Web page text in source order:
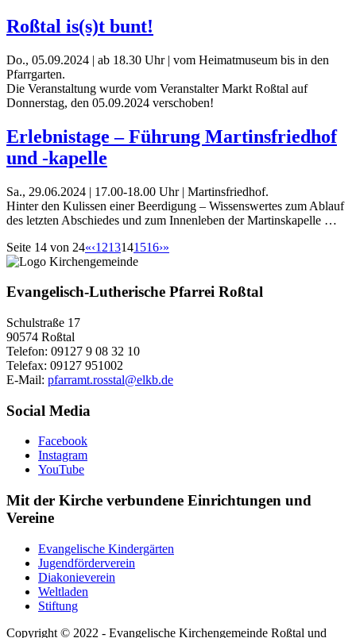
Roßtal is(s)t bunt!
Do., 05.09.2024 | ab 18.30 Uhr | vom Heimatmuseum bis in den
Pfarrgarten.
Die Veranstaltung wurde vom Veranstalter Markt Roßtal auf
Donnerstag, den 05.09.2024 verschoben!
Erlebnistage – Führung Martinsfriedhof
und -kapelle
Sa., 29.06.2024 | 17.00-18.00 Uhr | Martinsfriedhof.
Hinter den Kulissen einer Beerdigung – Wissenswertes zum Ablauf
des letzten Abschiedes und zum Innenleben der Martinskapelle …
Seite 14 von 24«‹1213141516›»
Evangelisch-Lutherische Pfarrei Roßtal
Schulstraße 17
90574 Roßtal
Telefon: 09127 9 08 32 10
Telefax: 09127 951002
E-Mail: pfarramt.rosstal@elkb.de
Social Media
Facebook
Instagram
YouTube
Mit der Kirche verbundene Einrichtungen und
Vereine
Evangelische Kindergärten
Jugendförderverein
Diakonieverein
Weltladen
Stiftung
Copyright © 2022 - Evangelische Kirchengemeinde Roßtal und